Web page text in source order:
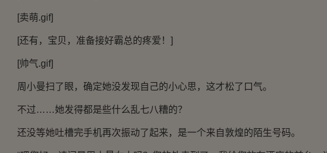
[卖萌.gif]
[还有，宝贝，准备接好霸总的疼爱！]
[帅气.gif]
周小曼扫了眼，确定她没发现自己的小心思，这才松了口气。
不过……她发得都是些什么乱七八糟的？
还没等她吐槽完手机再次振动了起来，是一个来自敦煌的陌生号码。